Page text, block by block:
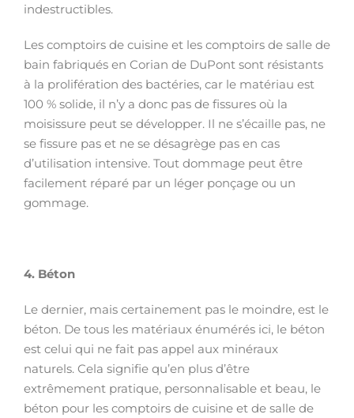
indestructibles.
Les comptoirs de cuisine et les comptoirs de salle de
bain fabriqués en Corian de DuPont sont résistants
à la prolifération des bactéries, car le matériau est
100 % solide, il n’y a donc pas de fissures où la
moisissure peut se développer. Il ne s’écaille pas, ne
se fissure pas et ne se désagrège pas en cas
d’utilisation intensive. Tout dommage peut être
facilement réparé par un léger ponçage ou un
gommage.
4. Béton
Le dernier, mais certainement pas le moindre, est le
béton. De tous les matériaux énumérés ici, le béton
est celui qui ne fait pas appel aux minéraux
naturels. Cela signifie qu’en plus d’être
extrêmement pratique, personnalisable et beau, le
béton pour les comptoirs de cuisine et de salle de